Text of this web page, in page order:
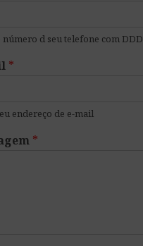
número d seu telefone com DDD
*
endereço de e-mail
*